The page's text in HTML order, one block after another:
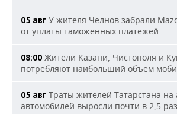
05 авг У жителя Челнов забрали
от уплаты таможенных платежей
08:00 Жители Казани, Чистополя и
потребляют наибольший объем
05 авг Траты жителей Татарстана на
автомобилей выросли почти в 2,5